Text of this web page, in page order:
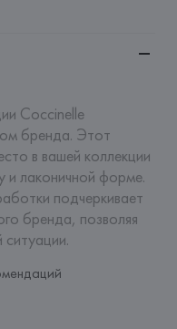
Coccinelle
бренда. Этот
в вашей коллекции
и лаконичной форме.
подчеркивает
бренда, позволяя
ситуации.